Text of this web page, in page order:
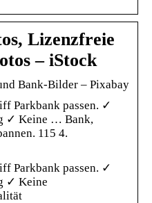
Lizenzfreie
– iStock
Bank-Bilder – Pixabay
Parkbank passen. ✓
✓ Keine … Bank,
115 4.
Parkbank passen. ✓
✓ Keine